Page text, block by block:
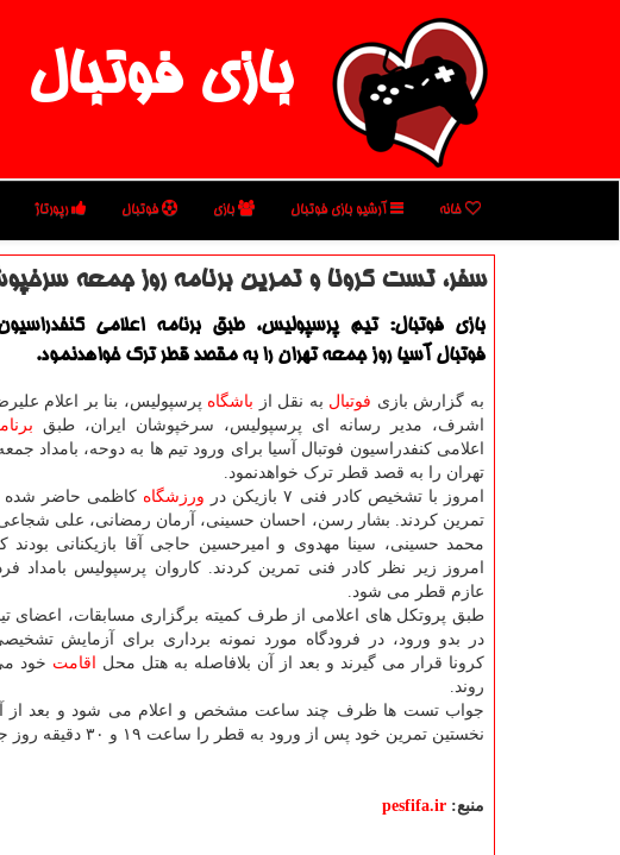
بازی فوتبال
خانه آرشیو بازی فوتبال بازی فوتبال رپورتاژ
سفر، تست كرونا و تمرین برنامه روز جمعه
بازی فوتبال: تیم پرسپولیس، طبق برنامه اعلامی
فوتبال آسیا روز جمعه تهران را به مقصد قطر ترك خواهدنمود.
به گزارش بازی فوتبال به نقل از باشگاه پرسپولیس، بنا بر اعلام
اشرف، مدیر رسانه ای پرسپولیس، سرخپوشان ایران، طبق
اعلامی کنفدراسیون فوتبال آسیا برای ورود تیم ها به دوحه، بامداد
تهران را به قصد قطر ترک خواهدنمود.
امروز با تشخیص کادر فنی ۷ بازیکن در
ورزشگاه کاظمی حاضر شده
تمرین کردند. بشار رسن، احسان حسینی، آرمان رمضانی، علی
محمد حسینی، سینا مهدوی و امیرحسین حاجی آقا بازیکنانی بودند
امروز زیر نظر کادر فنی تمرین کردند. کاروان پرسپولیس بامداد
عازم قطر می شود.
طبق پروتکل های اعلامی از طرف کمیته برگزاری مسابقات، اعضای
در بدو ورود، در فرودگاه مورد نمونه برداری برای آزمایش
کرونا قرار می گیرند و بعد از آن بلافاصله به هتل محل
اقامت خود
روند.
جواب تست ها ظرف چند ساعت مشخص و اعلام می شود و بعد از آن
نخستین تمرین خود پس از ورود به قطر را ساعت ۱۹ و ۳۰ دقیقه روز جمعه به وقت محلی در دوحه انجام دهند.
منبع: pesfifa.ir